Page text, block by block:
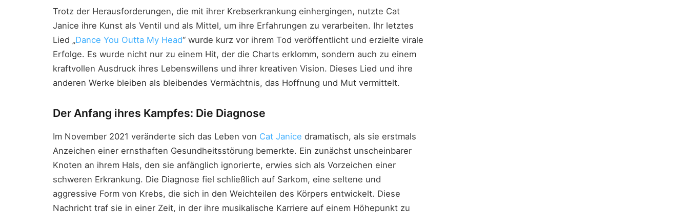
Trotz der Herausforderungen, die mit ihrer Krebserkrankung einhergingen, nutzte Cat
Janice ihre Kunst als Ventil und als Mittel, um ihre Erfahrungen zu verarbeiten. Ihr letztes
Lied „Dance You Outta My Head“ wurde kurz vor ihrem Tod veröffentlicht und erzielte virale
Erfolge. Es wurde nicht nur zu einem Hit, der die Charts erklomm, sondern auch zu einem
kraftvollen Ausdruck ihres Lebenswillens und ihrer kreativen Vision. Dieses Lied und ihre
anderen Werke bleiben als bleibendes Vermächtnis, das Hoffnung und Mut vermittelt.
Der Anfang ihres Kampfes: Die Diagnose
Im November 2021 veränderte sich das Leben von Cat Janice dramatisch, als sie erstmals
Anzeichen einer ernsthaften Gesundheitsstörung bemerkte. Ein zunächst unscheinbarer
Knoten an ihrem Hals, den sie anfänglich ignorierte, erwies sich als Vorzeichen einer
schweren Erkrankung. Die Diagnose fiel schließlich auf Sarkom, eine seltene und
aggressive Form von Krebs, die sich in den Weichteilen des Körpers entwickelt. Diese
Nachricht traf sie in einer Zeit, in der ihre musikalische Karriere auf einem Höhepunkt zu